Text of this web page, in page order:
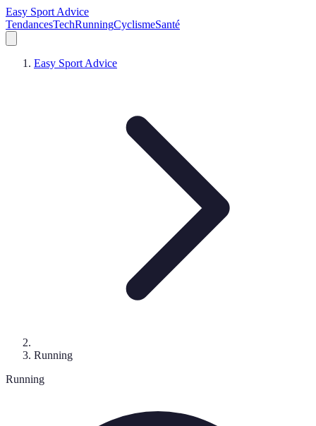
Easy Sport Advice
TendancesTechRunningCyclismeSanté
Easy Sport Advice
Running
Running